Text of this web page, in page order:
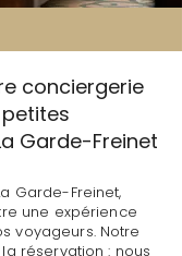
conciergerie
Garde-Freinet
Garde-Freinet,
une expérience
voyageurs. Notre
réservation : nous